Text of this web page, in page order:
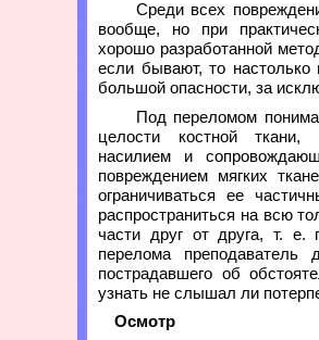
Среди всех
вообще, но при
хорошо разработанной
если бывают, то настолько
большой опасности, за
Под переломом
целости костной ткани,
насилием и
повреждением мягких
ограничиваться ее
распространиться на всю
части друг от друга, т.
перелома преподаватель
пострадавшего об
узнать не слышал ли
Осмотр